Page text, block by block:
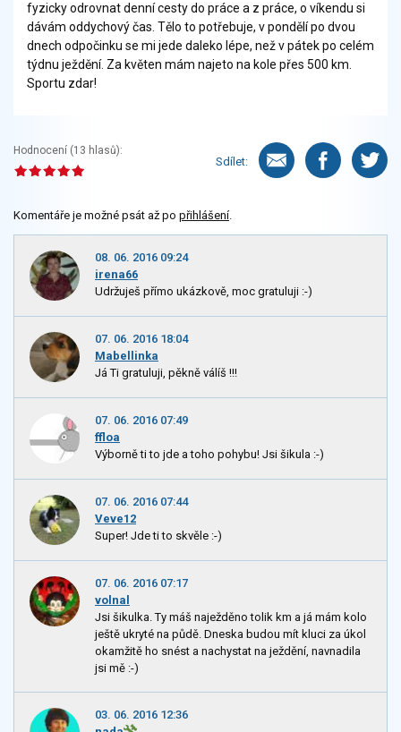
fyzicky odrovnat denní cesty do práce a z práce, o víkendu si
dávám oddychový čas. Tělo to potřebuje, v pondělí po dvou
dnech odpočinku se mi jede daleko lépe, než v pátek po celém
týdnu ježdění. Za květen mám najeto na kole přes 500 km.
Sportu zdar!
Hodnocení (13 hlasů):
Sdílet:
Komentáře je možné psát až po přihlášení.
08. 06. 2016 09:24
irena66
Udržuješ přímo ukázkově, moc gratuluji :-)
07. 06. 2016 18:04
Mabellinka
Já Ti gratuluji, pěkně válíš !!!
07. 06. 2016 07:49
ffloa
Výborně ti to jde a toho pohybu! Jsi šikula :-)
07. 06. 2016 07:44
Veve12
Super! Jde ti to skvěle :-)
07. 06. 2016 07:17
volnal
Jsi šikulka. Ty máš naježděno tolik km a já mám kolo
ještě ukryté na půdě. Dneska budou mít kluci za úkol
okamžitě ho snést a nachystat na ježdění, navnadila
jsi mě :-)
03. 06. 2016 12:36